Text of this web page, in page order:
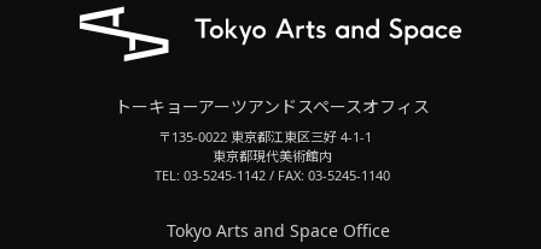
トーキョーアーツアンドスペースオフィス
〒135-0022 東京都江東区三好 4-1-1
東京都現代美術館内
TEL: 03-5245-1142 / FAX: 03-5245-1140
Tokyo Arts and Space Office